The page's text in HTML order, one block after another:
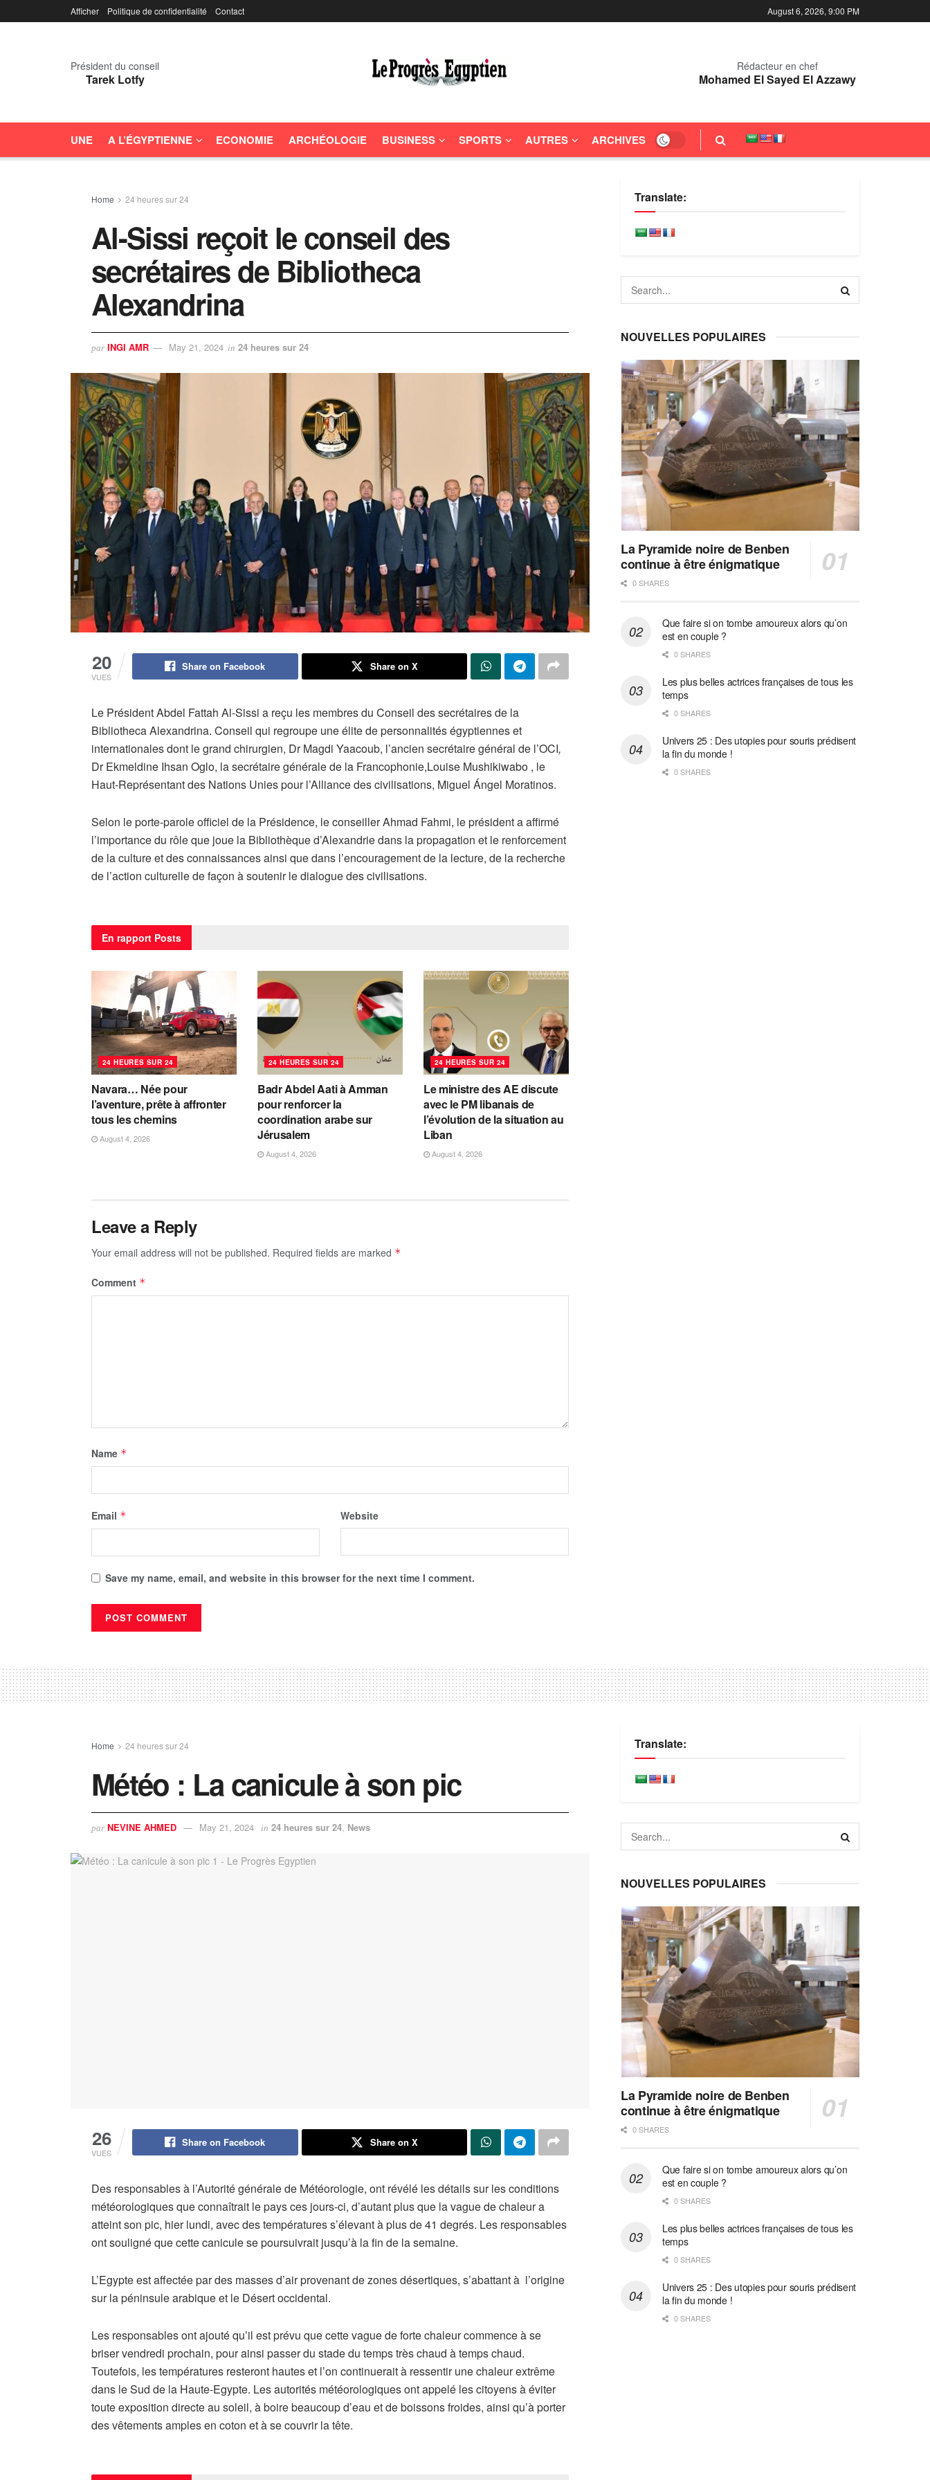
Afficher Politique de confidentialité Contact August 6, 2026, 9:00 PM
Président du conseil
Tarek Lotfy
Rédacteur en chef
Mohamed El Sayed El Azzawy
UNE A L’ÉGYPTIENNE ECONOMIE ARCHÉOLOGIE BUSINESS SPORTS AUTRES ARCHIVES
Home 24 heures sur 24
Al-Sissi reçoit le conseil des
secrétaires de Bibliotheca
Alexandrina
par INGI AMR May 21, 2024 in 24 heures sur 24
20
VUES
Share on Facebook Share on X
Le Président Abdel Fattah Al-Sissi a reçu les membres du Conseil des secrétaires de la
Bibliotheca Alexandrina. Conseil qui regroupe une élite de personnalités égyptiennes et
internationales dont le grand chirurgien, Dr Magdi Yaacoub, l’ancien secrétaire général de l’OCI,
Dr Ekmeldine Ihsan Oglo, la secrétaire générale de la Francophonie,Louise Mushikiwabo , le
Haut-Représentant des Nations Unies pour l’Alliance des civilisations, Miguel Ángel Moratinos.
Selon le porte-parole officiel de la Présidence, le conseiller Ahmad Fahmi, le président a affirmé
l’importance du rôle que joue la Bibliothèque d’Alexandrie dans la propagation et le renforcement
de la culture et des connaissances ainsi que dans l’encouragement de la lecture, de la recherche
de l’action culturelle de façon à soutenir le dialogue des civilisations.
En rapport Posts
24 HEURES SUR 24
Navara… Née pour
l’aventure, prête à affronter
tous les chemins
August 4, 2026
24 HEURES SUR 24
Badr Abdel Aati à Amman
pour renforcer la
coordination arabe sur
Jérusalem
August 4, 2026
24 HEURES SUR 24
Le ministre des AE discute
avec le PM libanais de
l’évolution de la situation au
Liban
August 4, 2026
Leave a Reply
Your email address will not be published. Required fields are marked *
Comment *
Name *
Email * Website
Save my name, email, and website in this browser for the next time I comment.
Translate:
NOUVELLES POPULAIRES
La Pyramide noire de Benben
continue à être énigmatique
0 SHARES
Que faire si on tombe amoureux alors qu’on
est en couple ?
0 SHARES
Les plus belles actrices françaises de tous les
temps
0 SHARES
Univers 25 : Des utopies pour souris prédisent
la fin du monde !
0 SHARES
Home 24 heures sur 24
Météo : La canicule à son pic
par NEVINE AHMED May 21, 2024 in 24 heures sur 24, News
26
VUES
Share on Facebook Share on X
Des responsables à l’Autorité générale de Météorologie, ont révélé les détails sur les conditions
météorologiques que connaîtrait le pays ces jours-ci, d’autant plus que la vague de chaleur a
atteint son pic, hier lundi, avec des températures s’élevant à plus de 41 degrés. Les responsables
ont souligné que cette canicule se poursuivrait jusqu’à la fin de la semaine.
L’Egypte est affectée par des masses d’air provenant de zones désertiques, s’abattant à l’origine
sur la péninsule arabique et le Désert occidental.
Les responsables ont ajouté qu’il est prévu que cette vague de forte chaleur commence à se
briser vendredi prochain, pour ainsi passer du stade du temps très chaud à temps chaud.
Toutefois, les températures resteront hautes et l’on continuerait à ressentir une chaleur extrême
dans le Sud de la Haute-Egypte. Les autorités météorologiques ont appelé les citoyens à éviter
toute exposition directe au soleil, à boire beaucoup d’eau et de boissons froides, ainsi qu’à porter
des vêtements amples en coton et à se couvrir la tête.
Translate:
NOUVELLES POPULAIRES
La Pyramide noire de Benben
continue à être énigmatique
0 SHARES
Que faire si on tombe amoureux alors qu’on
est en couple ?
0 SHARES
Les plus belles actrices françaises de tous les
temps
0 SHARES
Univers 25 : Des utopies pour souris prédisent
la fin du monde !
0 SHARES